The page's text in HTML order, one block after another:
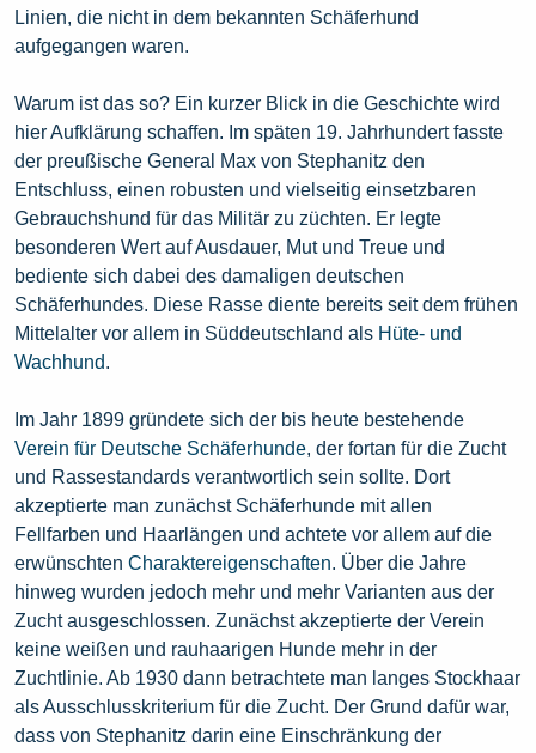
Linien, die nicht in dem bekannten Schäferhund
aufgegangen waren.
Warum ist das so? Ein kurzer Blick in die Geschichte wird
hier Aufklärung schaffen. Im späten 19. Jahrhundert fasste
der preußische General Max von Stephanitz den
Entschluss, einen robusten und vielseitig einsetzbaren
Gebrauchshund für das Militär zu züchten. Er legte
besonderen Wert auf Ausdauer, Mut und Treue und
bediente sich dabei des damaligen deutschen
Schäferhundes. Diese Rasse diente bereits seit dem frühen
Mittelalter vor allem in Süddeutschland als Hüte- und
Wachhund.
Im Jahr 1899 gründete sich der bis heute bestehende
Verein für Deutsche Schäferhunde, der fortan für die Zucht
und Rassestandards verantwortlich sein sollte. Dort
akzeptierte man zunächst Schäferhunde mit allen
Fellfarben und Haarlängen und achtete vor allem auf die
erwünschten Charaktereigenschaften. Über die Jahre
hinweg wurden jedoch mehr und mehr Varianten aus der
Zucht ausgeschlossen. Zunächst akzeptierte der Verein
keine weißen und rauhaarigen Hunde mehr in der
Zuchtlinie. Ab 1930 dann betrachtete man langes Stockhaar
als Ausschlusskriterium für die Zucht. Der Grund dafür war,
dass von Stephanitz darin eine Einschränkung der